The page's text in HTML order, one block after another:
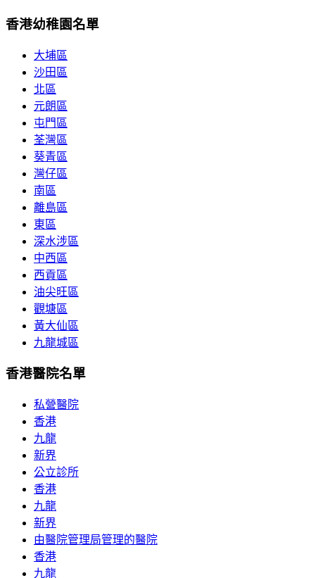
香港幼稚園名單
大埔區
沙田區
北區
元朗區
屯門區
荃灣區
葵青區
灣仔區
南區
離島區
東區
深水涉區
中西區
西貢區
油尖旺區
觀塘區
黃大仙區
九龍城區
香港醫院名單
私營醫院
香港
九龍
新界
公立診所
香港
九龍
新界
由醫院管理局管理的醫院
香港
九龍